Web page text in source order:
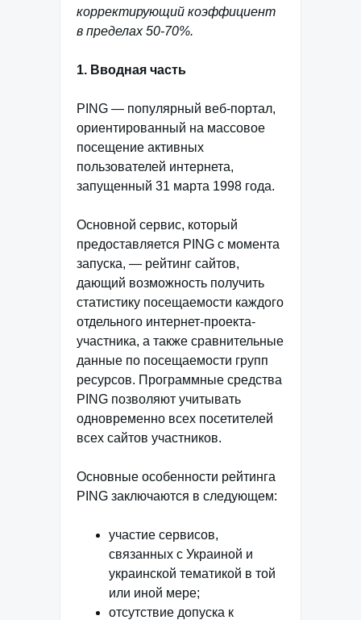
корректирующий коэффициент
в пределах 50-70%.
1. Вводная часть
PING — популярный веб-портал,
ориентированный на массовое
посещение активных
пользователей интернета,
запущенный 31 марта 1998 года.
Основной сервис, который
предоставляется PING с момента
запуска, — рейтинг сайтов,
дающий возможность получить
статистику посещаемости каждого
отдельного интернет-проекта-
участника, а также сравнительные
данные по посещаемости групп
ресурсов. Программные средства
PING позволяют учитывать
одновременно всех посетителей
всех сайтов участников.
Основные особенности рейтинга
PING заключаются в следующем:
участие сервисов,
связанных с Украиной и
украинской тематикой в той
или иной мере;
отсутствие допуска к